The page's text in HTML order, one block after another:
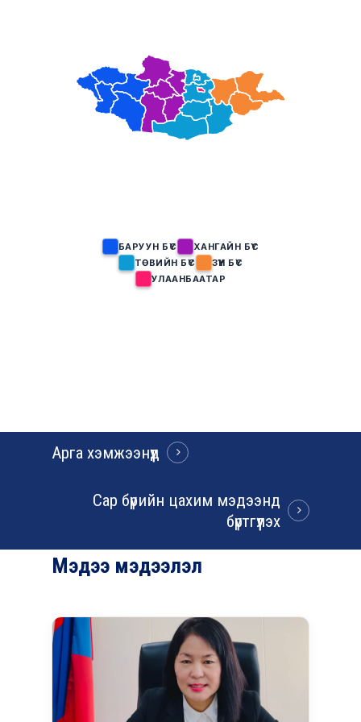
Арга хэмжээнүүд
Сар бүрийн цахим мэдээнд
бүртгүүлэх
Мэдээ мэдээлэл